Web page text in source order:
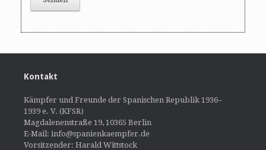
Kontakt
Kämpfer und Freunde der Spanischen Republik 1936–
1939 e. V. (KFSR)
Magdalenenstraße 19, 10365 Berlin
E-Mail: info@spanienkaempfer.de
Vorsitzender: Harald Wittstock